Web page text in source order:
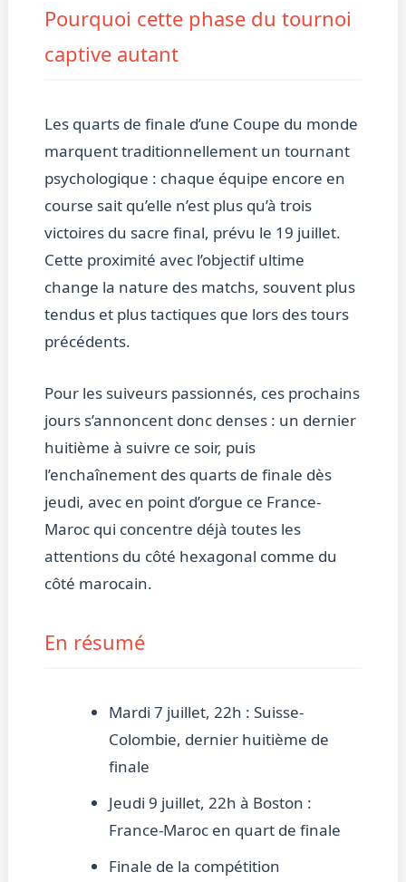
Pourquoi cette phase du tournoi
captive autant
Les quarts de finale d’une Coupe du monde
marquent traditionnellement un tournant
psychologique : chaque équipe encore en
course sait qu’elle n’est plus qu’à trois
victoires du sacre final, prévu le 19 juillet.
Cette proximité avec l’objectif ultime
change la nature des matchs, souvent plus
tendus et plus tactiques que lors des tours
précédents.
Pour les suiveurs passionnés, ces prochains
jours s’annoncent donc denses : un dernier
huitième à suivre ce soir, puis
l’enchaînement des quarts de finale dès
jeudi, avec en point d’orgue ce France-
Maroc qui concentre déjà toutes les
attentions du côté hexagonal comme du
côté marocain.
En résumé
Mardi 7 juillet, 22h : Suisse-
Colombie, dernier huitième de
finale
Jeudi 9 juillet, 22h à Boston :
France-Maroc en quart de finale
Finale de la compétition